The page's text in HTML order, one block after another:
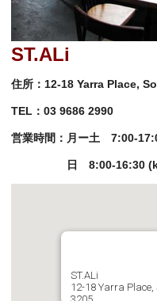
ST.ALi
住所： 12-18 Yarra Place,
TEL： 03 9686 2990
営業時間：月ー土 7:00-
日 8:00-16:30
ST.ALi
12-18 Yarra Place,